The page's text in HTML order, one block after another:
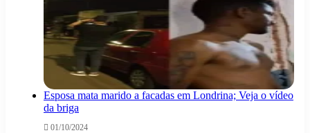
Esposa mata marido a facadas em Londrina; Veja o vídeo
da briga
01/10/2024